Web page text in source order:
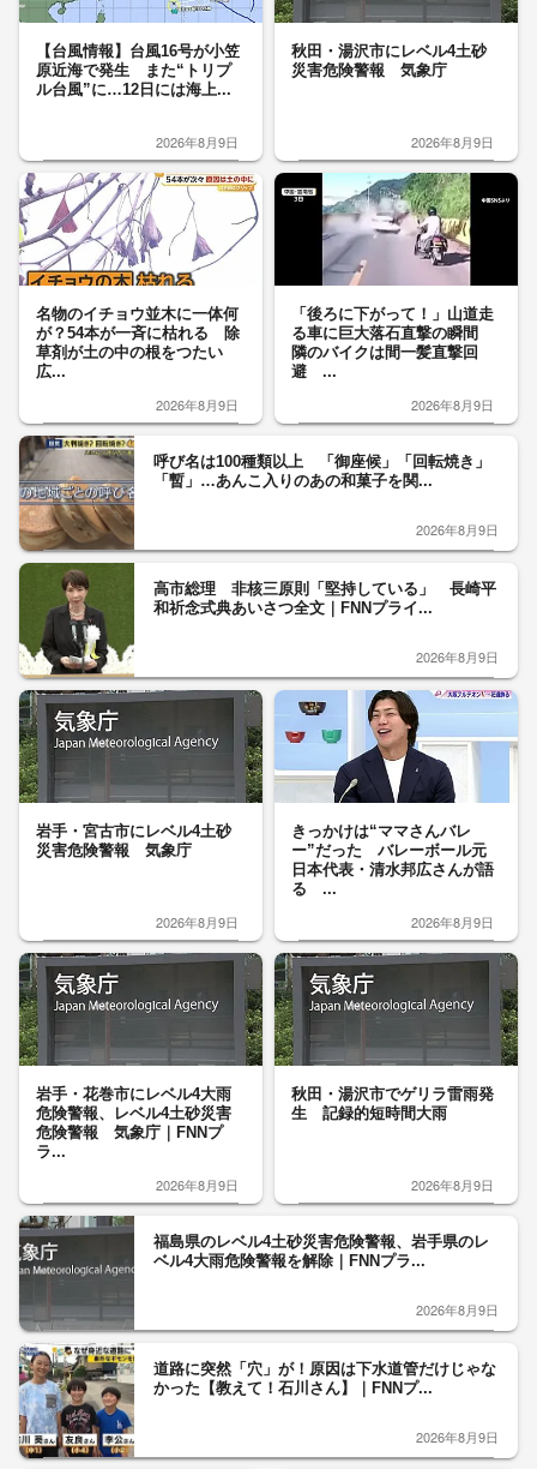
【台風情報】台風16号が小笠
原近海で発生 また“トリプ
ル台風”に…12日には海上...
2026年8月9日
秋田・湯沢市にレベル4土砂
災害危険警報 気象庁
2026年8月9日
名物のイチョウ並木に一体何
が？54本が一斉に枯れる 除
草剤が土の中の根をつたい
広...
2026年8月9日
「後ろに下がって！」山道走
る車に巨大落石直撃の瞬間
隣のバイクは間一髪直撃回
避 ...
2026年8月9日
呼び名は100種類以上 「御座候」「回転焼き」
「暫」…あんこ入りのあの和菓子を関...
2026年8月9日
高市総理 非核三原則「堅持している」 長崎平
和祈念式典あいさつ全文｜FNNプライ...
2026年8月9日
岩手・宮古市にレベル4土砂
災害危険警報 気象庁
2026年8月9日
きっかけは“ママさんバレ
ー”だった バレーボール元
日本代表・清水邦広さんが語
る ...
2026年8月9日
岩手・花巻市にレベル4大雨
危険警報、レベル4土砂災害
危険警報 気象庁｜FNNプ
ラ...
2026年8月9日
秋田・湯沢市でゲリラ雷雨発
生 記録的短時間大雨
2026年8月9日
福島県のレベル4土砂災害危険警報、岩手県のレ
ベル4大雨危険警報を解除｜FNNプラ...
2026年8月9日
道路に突然「穴」が！原因は下水道管だけじゃな
かった【教えて！石川さん】｜FNNプ...
2026年8月9日